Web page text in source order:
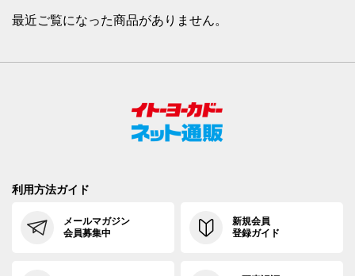
最近ご覧になった商品がありません。
利用方法ガイド
メールマガジン
会員募集中
新規会員
登録ガイド